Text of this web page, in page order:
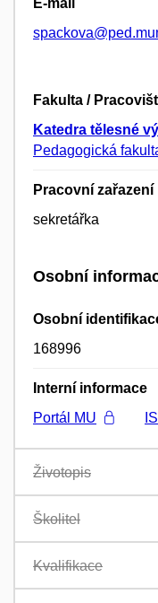
E-mail
Fakulta /
Katedra tělesné
Pedagogická
Pracovní zařazení
sekretářka
Osobní
Osobní
168996
Interní informace
Portál MU
Životopis
Školitel
Kvalifikace